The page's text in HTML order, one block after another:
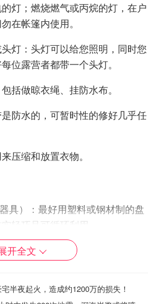
灯；燃烧燃气或丙烷的灯，在户
在帐篷内使用。
灯：头灯可以给您照明，同时您
位露营者都带一个头灯。
括做晾衣绳、挂防水布。
防水的，可暂时性的修好几乎任
压缩和放置衣物。
具）：最好用塑料或钢材制的盘
轻巧且可循环利用。
样，所以要仔细询问、挑一款最
异，因此确保燃料适合您的炉子
开全文
半夜起火，造成约1200万的损失！